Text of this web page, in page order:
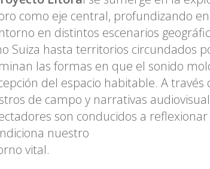
como eje central, profundizando
en distintos escenarios
Suiza hasta territorios circundados
las formas en que el sonido
del espacio habitable. A
de campo y narrativas
son conducidos a
nuestro
vital.